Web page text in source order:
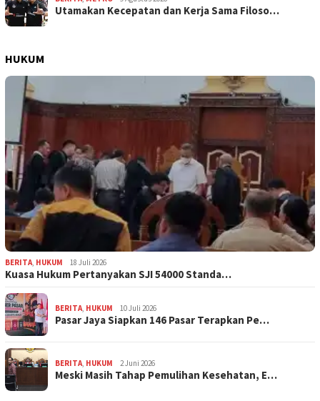
Utamakan Kecepatan dan Kerja Sama Filoso…
HUKUM
BERITA, HUKUM 18 Juli 2026
Kuasa Hukum Pertanyakan SJI 54000 Standa…
BERITA, HUKUM 10 Juli 2026
Pasar Jaya Siapkan 146 Pasar Terapkan Pe…
BERITA, HUKUM 2 Juni 2026
Meski Masih Tahap Pemulihan Kesehatan, E…